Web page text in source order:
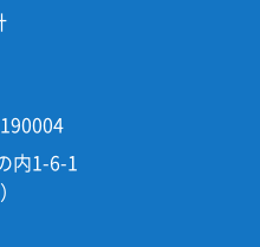
内1-6-1